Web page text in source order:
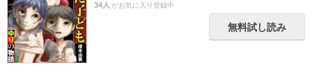
34人 がお気に入り登録中
無料試し読み